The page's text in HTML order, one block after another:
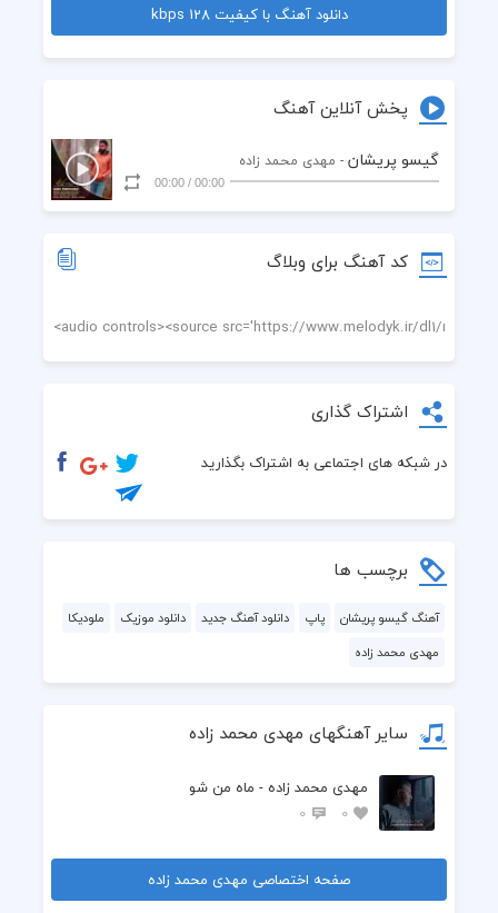
دانلود آهنگ با کیفیت 128 kbps
پخش آنلاین آهنگ
گیسو پریشان - مهدی محمد زاده
00:00
/
00:00
کد آهنگ برای وبلاگ
اشتراک گذاری
در شبکه های اجتماعی به اشتراک بگذارید
برچسب ها
آهنگ گیسو پریشان پاپ دانلود آهنگ جدید دانلود موزیک
ملودیکا
مهدی محمد زاده
سایر آهنگهای مهدی محمد زاده
مهدی محمد زاده - ماه من شو
0
0
صفحه اختصاصی مهدی محمد زاده